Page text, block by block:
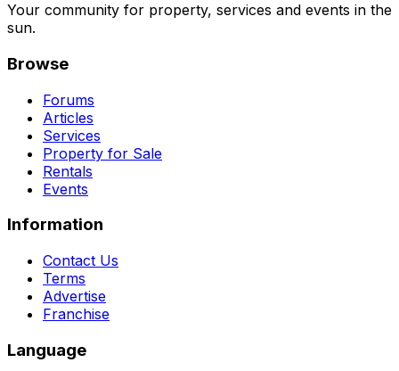
Your community for property, services and events in the
sun.
Browse
Forums
Articles
Services
Property for Sale
Rentals
Events
Information
Contact Us
Terms
Advertise
Franchise
Language